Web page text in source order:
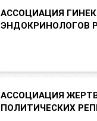
АССОЦИАЦИЯ
ЭНДОКРИНОЛОГОВ
АССОЦИАЦИЯ
ПОЛИТИЧЕСКИХ